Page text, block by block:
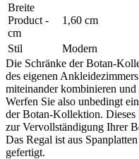
Breite
Product -
cm
1,60 cm
Stil
Modern
Die Schränke der Botan-
des eigenen
miteinander kombinieren
Werfen Sie also unbedingt
der Botan-Kollektion. Dieses
zur Vervollständigung Ihrer
Das Regal ist aus
gefertigt.